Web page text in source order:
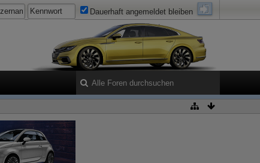
Dauerhaft angemeldet bleiben